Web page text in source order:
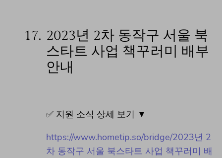
17. 2023년 2차 동작구 서울 북
스타트 사업 책꾸러미 배부
안내
✅ 지원 소식 상세 보기 ▼
https://www.hometip.so/bridge/2023년 2
차 동작구 서울 북스타트 사업 책꾸러미 배